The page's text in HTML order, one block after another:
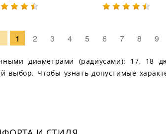
1 2 3 4 5 6 7 8 9
диаметрами (радиусами): 17, 18
Чтобы узнать допустимые